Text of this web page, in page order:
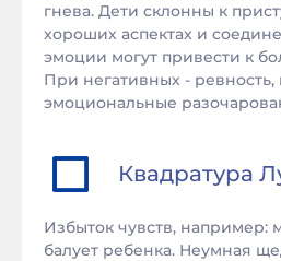
гнева. Дети склонны к
хороших аспектах и
эмоции могут привести к
При негативных - ревность,
эмоциональные
Квадратура
Избыток чувств, например:
балует ребенка. Неумная